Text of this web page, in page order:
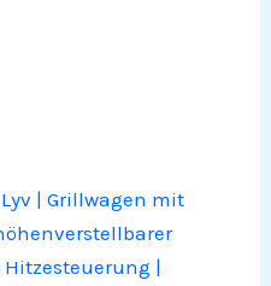
| Grillwagen mit
|